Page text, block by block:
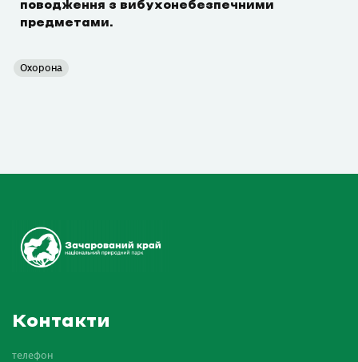
поводження з вибухонебезпечними
предметами.
Охорона
Контакти
телефон